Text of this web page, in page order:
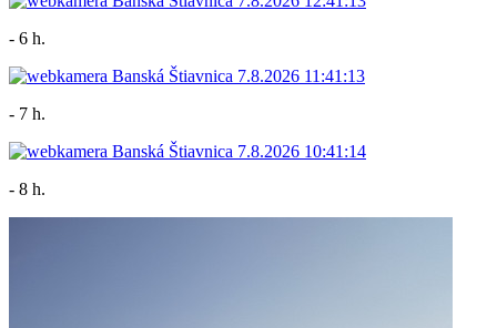
- 6 h.
- 7 h.
- 8 h.